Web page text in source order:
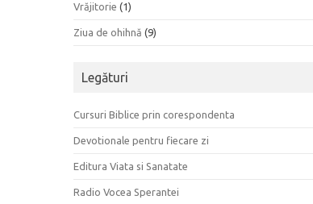
Vrăjitorie (1)
Ziua de ohihnă (9)
Legături
Cursuri Biblice prin corespondenta
Devotionale pentru fiecare zi
Editura Viata si Sanatate
Radio Vocea Sperantei